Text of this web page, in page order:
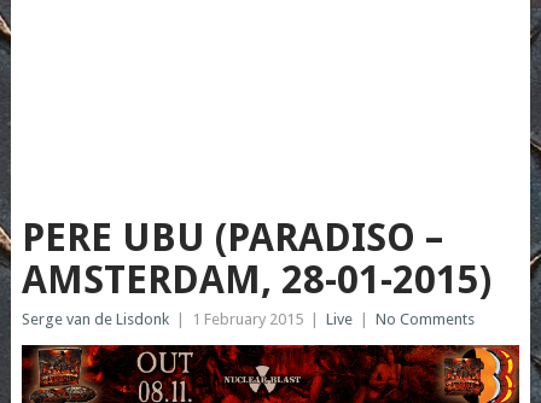
PERE UBU (PARADISO –
AMSTERDAM, 28-01-2015)
Serge van de Lisdonk 1 February 2015 Live No Comments